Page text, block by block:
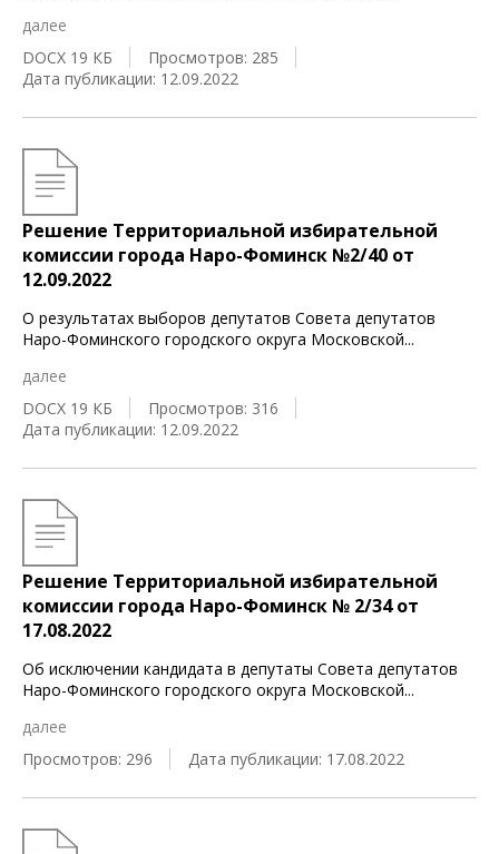
далее
DOCX 19 КБ
Просмотров: 285
Дата публикации: 12.09.2022
Решение Территориальной избирательной
комиссии города Наро-Фоминск №2/40 от
12.09.2022
О результатах выборов депутатов Совета депутатов
Наро-Фоминского городского округа Московской...
далее
DOCX 19 КБ
Просмотров: 316
Дата публикации: 12.09.2022
Решение Территориальной избирательной
комиссии города Наро-Фоминск № 2/34 от
17.08.2022
Об исключении кандидата в депутаты Совета депутатов
Наро-Фоминского городского округа Московской...
далее
Просмотров: 296
Дата публикации: 17.08.2022